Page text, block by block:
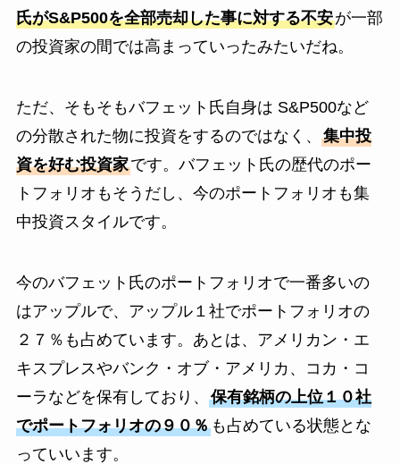
氏がS&P500を全部売却した事に対する不安が一部
の投資家の間では高まっていったみたいだね。
ただ、そもそもバフェット氏自身は S&P500など
の分散された物に投資をするのではなく、 集中投
資を好む投資家です。バフェット氏の歴代のポー
トフォリオもそうだし、今のポートフォリオも集
中投資スタイルです。
今のバフェット氏のポートフォリオで一番多いの
はアップルで、アップル１社でポートフォリオの
２７％も占めています。あとは、アメリカン・エ
キスプレスやバンク・オブ・アメリカ、コカ・コ
ーラなどを保有しており、 保有銘柄の上位１０社
でポートフォリオの９０％も占めている状態とな
っていいます。